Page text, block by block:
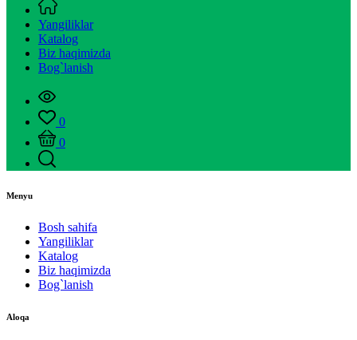
Yangiliklar
Katalog
Biz haqimizda
Bog`lanish
0
0
Menyu
Bosh sahifa
Yangiliklar
Katalog
Biz haqimizda
Bog`lanish
Aloqa